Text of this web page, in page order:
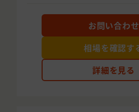
詳細を見る
お問い合わせ
相場を確認す